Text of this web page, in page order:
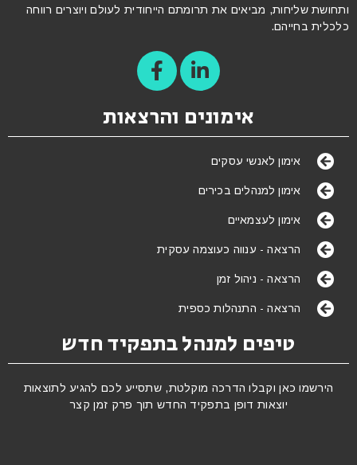
ותחושת שליחות, מביאים את תרומתם הייחודית לעולם ויוצרים רווחה
כלכלית בחייהם.
אימונים והרצאות
אימון לאנשי עסקים
אימון למנהלים בכירים
אימון לעצמאיים
הרצאה - ענווה כעוצמה עסקית
הרצאה - ניהול זמן
הרצאה - התנהלות כספית
טיפים למנהל בתפקיד חדש
הירשמו כאן וקבלו הדרכה מוקלטת, שתסייע לכם להגיע לתוצאות
יוצאות דופן בתפקיד החדש תוך פרק זמן קצר